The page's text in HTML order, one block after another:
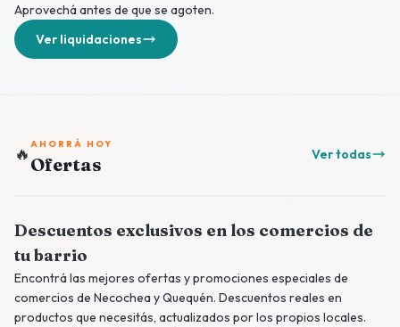
Aprovechá antes de que se agoten.
Ver liquidaciones
🔥 AHORRÁ HOY
Ofertas Ver todas
Descuentos exclusivos en los comercios de
tu barrio
Encontrá las mejores ofertas y promociones especiales de
comercios de Necochea y Quequén. Descuentos reales en
productos que necesitás, actualizados por los propios locales.